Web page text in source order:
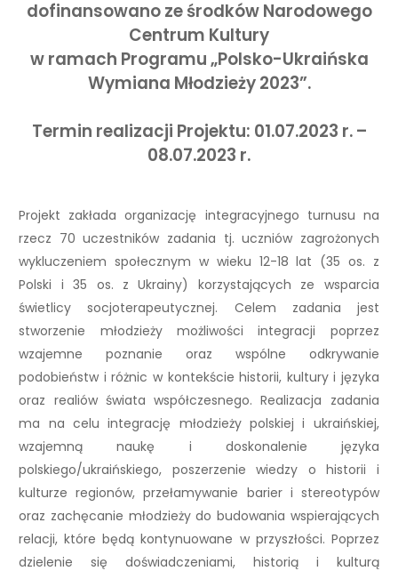
dofinansowano ze środków Narodowego
Centrum Kultury
w ramach Programu „Polsko-Ukraińska
Wymiana Młodzieży 2023”.
Termin realizacji Projektu: 01.07.2023 r. –
08.07.2023 r.
Projekt zakłada organizację integracyjnego turnusu na
rzecz 70 uczestników zadania tj. uczniów zagrożonych
wykluczeniem społecznym w wieku 12-18 lat (35 os. z
Polski i 35 os. z Ukrainy) korzystających ze wsparcia
świetlicy socjoterapeutycznej. Celem zadania jest
stworzenie młodzieży możliwości integracji poprzez
wzajemne poznanie oraz wspólne odkrywanie
podobieństw i różnic w kontekście historii, kultury i języka
oraz realiów świata współczesnego. Realizacja zadania
ma na celu integrację młodzieży polskiej i ukraińskiej,
wzajemną naukę i doskonalenie języka
polskiego/ukraińskiego, poszerzenie wiedzy o historii i
kulturze regionów, przełamywanie barier i stereotypów
oraz zachęcanie młodzieży do budowania wspierających
relacji, które będą kontynuowane w przyszłości. Poprzez
dzielenie się doświadczeniami, historią i kulturą